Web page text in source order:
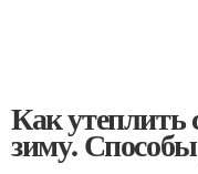
Как
зиму.